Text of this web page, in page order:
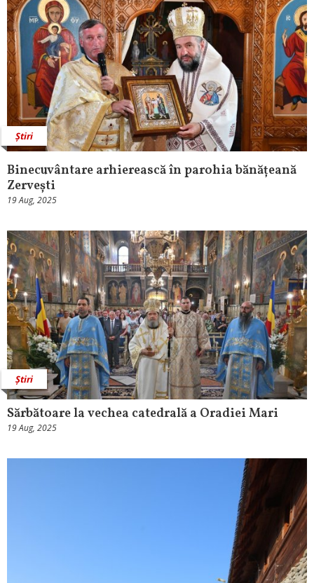
Știri
Binecuvântare arhierească în parohia bănățeană
Zervești
19 Aug, 2025
Știri
Sărbătoare la vechea catedrală a Oradiei Mari
19 Aug, 2025